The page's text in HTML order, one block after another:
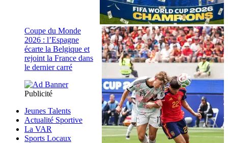
Coupe du Monde
2026 : l’Espagne
écarte la Belgique et
rejoint la France dans
le dernier carré
Publicité
Jeunes Talents
Actualité Sportive
La VAR
Sports Locaux